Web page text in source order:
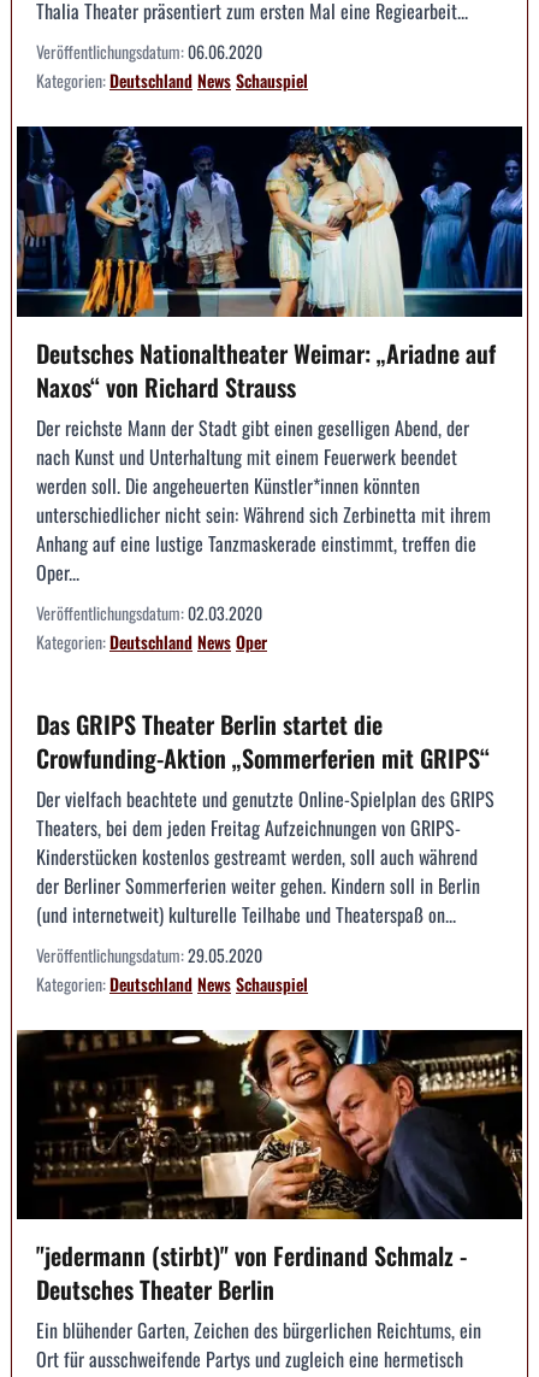
Thalia Theater präsentiert zum ersten Mal eine Regiearbeit...
Veröffentlichungsdatum:06.06.2020
Kategorien:DeutschlandNewsSchauspiel
Deutsches Nationaltheater Weimar: „Ariadne auf
Naxos“ von Richard Strauss
Der reichste Mann der Stadt gibt einen geselligen Abend, der
nach Kunst und Unterhaltung mit einem Feuerwerk beendet
werden soll. Die angeheuerten Künstler*innen könnten
unterschiedlicher nicht sein: Während sich Zerbinetta mit ihrem
Anhang auf eine lustige Tanzmaskerade einstimmt, treffen die
Oper...
Veröffentlichungsdatum:02.03.2020
Kategorien:DeutschlandNewsOper
Das GRIPS Theater Berlin startet die
Crowfunding-Aktion „Sommerferien mit GRIPS“
Der vielfach beachtete und genutzte Online-Spielplan des GRIPS
Theaters, bei dem jeden Freitag Aufzeichnungen von GRIPS-
Kinderstücken kostenlos gestreamt werden, soll auch während
der Berliner Sommerferien weiter gehen. Kindern soll in Berlin
(und internetweit) kulturelle Teilhabe und Theaterspaß on...
Veröffentlichungsdatum:29.05.2020
Kategorien:DeutschlandNewsSchauspiel
"jedermann (stirbt)" von Ferdinand Schmalz -
Deutsches Theater Berlin
Ein blühender Garten, Zeichen des bürgerlichen Reichtums, ein
Ort für ausschweifende Partys und zugleich eine hermetisch